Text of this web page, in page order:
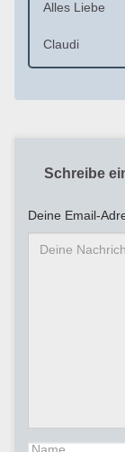
Alles Liebe
Claudi
Schreibe
Deine Email-